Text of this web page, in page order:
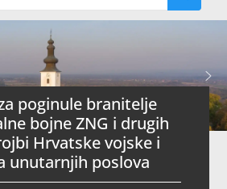
poginule branitelje
bojne ZNG i drugih
Hrvatske vojske i
unutarnjih poslova